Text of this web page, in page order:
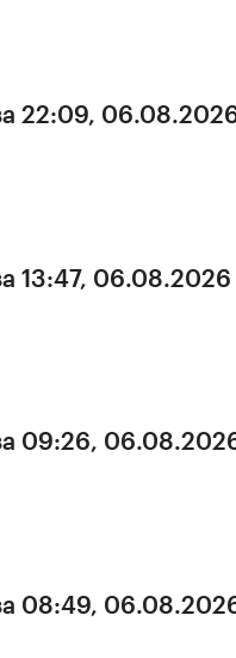
22:09,
13:47, 06.08.2026
09:26,
08:49,